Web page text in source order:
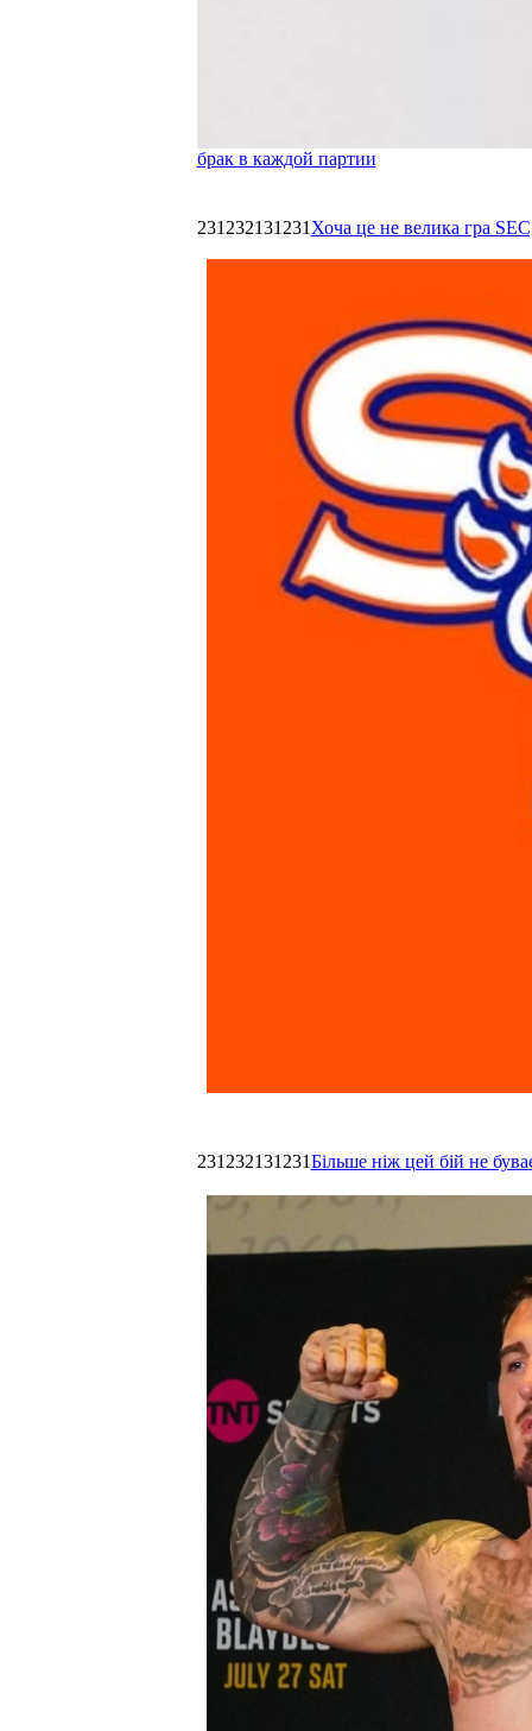
брак в каждой партии
231232131231 Хоча це не велика гра
231232131231Більше ніж цей бій не